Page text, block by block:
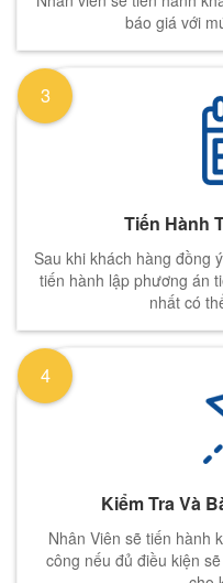
báo giá với
Tiến Hành
Sau khi khách hàng đồng
tiến hành lập phương án
nhất có
3
Kiểm Tra Và
Nhân Viên sẽ tiến hành
công nếu đủ điều kiện
4